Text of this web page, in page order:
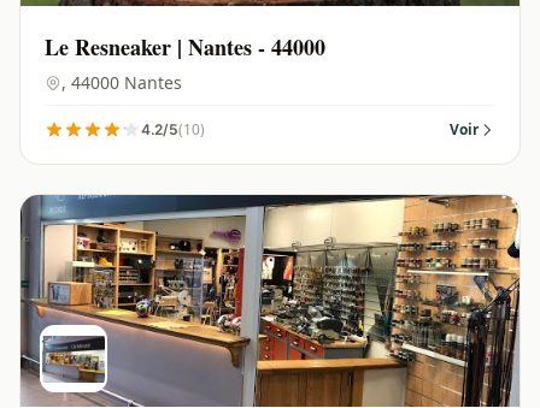
Le Resneaker | Nantes - 44000
, 44000 Nantes
4.2/5(10) Voir